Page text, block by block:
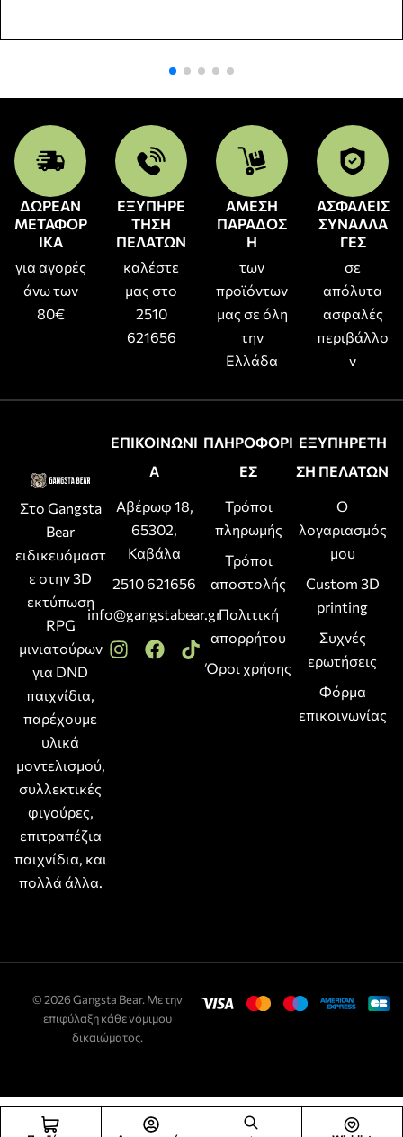
ΔΩΡΕΑΝ
ΜΕΤΑΦΟΡ
ΙΚΑ
για αγορές
άνω των
80€
ΕΞΥΠΗΡΕ
ΤΗΣΗ
ΠΕΛΑΤΩΝ
καλέστε
μας στο
2510
621656
ΑΜΕΣΗ
ΠΑΡΑΔΟΣ
Η
των
προϊόντων
μας σε όλη
την
Ελλάδα
ΑΣΦΑΛΕΙΣ
ΣΥΝΑΛΛΑ
ΓΕΣ
σε
απόλυτα
ασφαλές
περιβάλλο
ν
Στο Gangsta
Bear
ειδικευόμαστ
ε στην 3D
εκτύπωση
RPG
μινιατούρων
για DND
παιχνίδια,
παρέχουμε
υλικά
μοντελισμού,
συλλεκτικές
φιγούρες,
επιτραπέζια
παιχνίδια, και
πολλά άλλα.
ΕΠΙΚΟΙΝΩΝΙ
Α
Αβέρωφ 18,
65302,
Καβάλα
2510 621656
info@gangstabear.gr
ΠΛΗΡΟΦΟΡΙ
ΕΣ
Τρόποι
πληρωμής
Τρόποι
αποστολής
Πολιτική
απορρήτου
Όροι χρήσης
ΕΞΥΠΗΡΕΤΗ
ΣΗ ΠΕΛΑΤΩΝ
Ο
λογαριασμός
μου
Custom 3D
printing
Συχνές
ερωτήσεις
Φόρμα
επικοινωνίας
© 2026 Gangsta Bear. Με την
επιφύλαξη κάθε νόμιμου
δικαιώματος.